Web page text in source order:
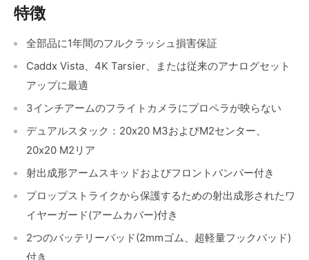
特徴
全部品に1年間のフルクラッシュ損害保証
Caddx Vista、4K Tarsier、または従来のアナログセット
アップに最適
3インチアームのフライトカメラにプロペラが映らない
デュアルスタック：20x20 M3およびM2センター、
20x20 M2リア
射出成形アームスキッドおよびフロントバンパー付き
プロップストライクから保護するための射出成形されたワ
イヤーガード(アームカバー)付き
2つのバッテリーパッド(2mmゴム、超軽量フックパッド)
付き